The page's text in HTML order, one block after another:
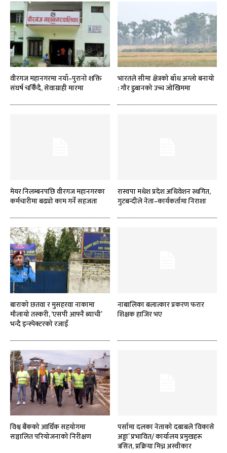
वीरगज महानगरमा नयाँ–पुरानो शक्ति
संघर्ष चर्किँदै, सेवाग्राही मारमा
भारतले सीमा क्षेत्रको बाँध अग्लो बनायो
: गौर डुबानको उच्च जोखिममा
मेयर निलम्बनपछि वीरगज महानगरका
कर्मचारीमा बढ्यो काम गर्ने सहजता
रास्वपा मधेश प्रदेश अधिवेशन स्थगित,
गुटबन्दीले नेता–कार्यकर्तामा निराशा
बाराको छतवा र मुसहरवा नाकामा
मौलायो तस्करी, ‘एसपी आफ्नै ब्याची’
भन्दै इन्स्पेक्टरको रजाइँ
नाबालिका बलात्कार प्रकरण फरार
शिक्षक हाजिर भए
विश्व बैंकको आर्थिक सहयोगमा
सञ्चालित परियोजनाको निरीक्षण
पर्सामा दलका नेताको दबाबले ‘विकासे
अड्डा’ प्रभावित/ कार्यालय प्रमुखहरू
त्रसित, प्रक्रिया मिच्न अस्वीकार